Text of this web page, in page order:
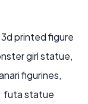
3d printed figure
girl statue,
figurines,
futa statue